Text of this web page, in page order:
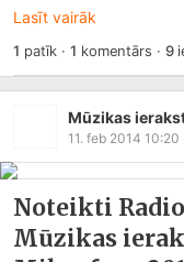
Lasīt vairāk
1 patīk ·1 komentārs · 9
Mūzikas
11. feb 2014 10:20
Noteikti
Mūzikas